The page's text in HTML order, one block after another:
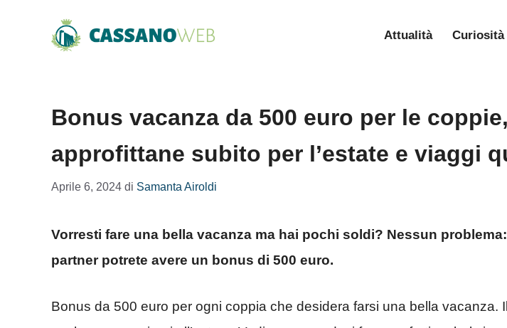
Attualità Curiosità
Bonus vacanza da 500 euro per le coppie,
approfittane subito per l’estate e viaggi
Aprile 6, 2024 di Samanta Airoldi
Vorresti fare una bella vacanza ma hai pochi soldi? Nessun
partner potrete avere un bonus di 500 euro.
Bonus da 500 euro per ogni coppia che desidera farsi una bella vacanza.